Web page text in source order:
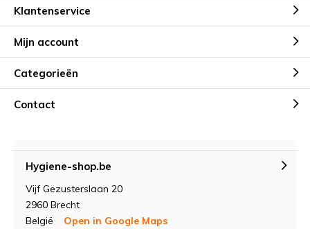
Klantenservice
Mijn account
Categorieën
Contact
Hygiene-shop.be
Vijf Gezusterslaan 20
2960 Brecht
België
Open in Google Maps